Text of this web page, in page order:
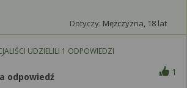
Dotyczy: Mężczyzna, 18 lat
UDZIELILI 1 ODPOWIEDZI
odpowiedź 1